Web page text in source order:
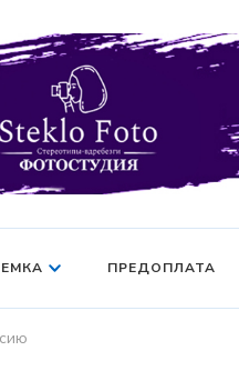
манекен —
ПРЕДОПЛАТА